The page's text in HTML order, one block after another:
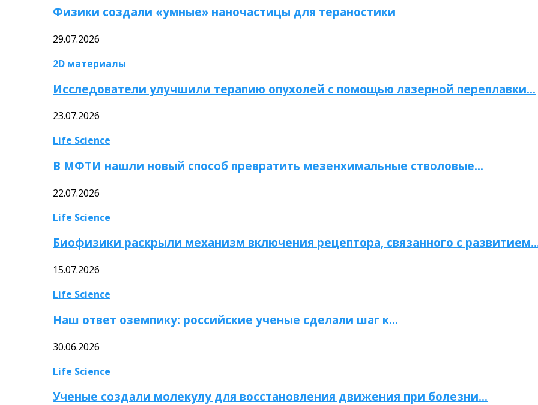
Физики создали «умные» наночастицы для тераностики
29.07.2026
2D материалы
Исследователи улучшили терапию опухолей с помощью лазерной переплавки…
23.07.2026
Life Science
В МФТИ нашли новый способ превратить мезенхимальные стволовые…
22.07.2026
Life Science
Биофизики раскрыли механизм включения рецептора, связанного с
15.07.2026
Life Science
Наш ответ оземпику: российские ученые сделали шаг к…
30.06.2026
Life Science
Ученые создали молекулу для восстановления движения при болезни…